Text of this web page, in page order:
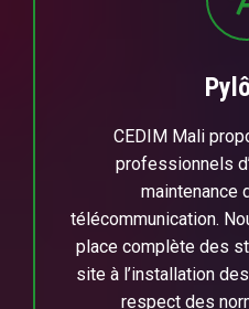
CEDIM Mali
professionnels
maintenance
télécommunication.
place complète des
site à l’installation
respect des